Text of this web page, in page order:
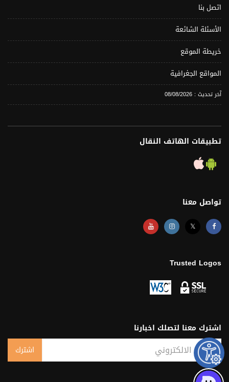
اتصل بنا
الأسئلة الشائعة
خريطة الموقع
المواقع الجغرافية
آخر تحديث : 08/08/2026
تطبيقات الهاتف النقال
تواصل معنا
𝕏
Trusted Logos
اشترك معنا لتصلك اخبارنا
البريد الالكتروني
اشترك
Subscribe Result